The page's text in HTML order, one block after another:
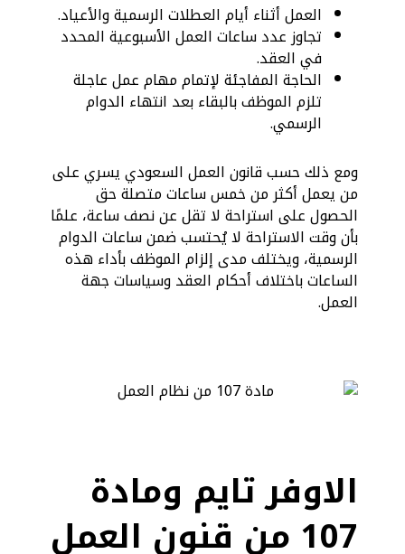
العمل أثناء أيام العطلات الرسمية والأعياد.
تجاوز عدد ساعات العمل الأسبوعية المحدد
في العقد.
الحاجة المفاجئة لإتمام مهام عمل عاجلة
تلزم الموظف بالبقاء بعد انتهاء الدوام
الرسمي.
ومع ذلك حسب قانون العمل السعودي يسري على
من يعمل أكثر من خمس ساعات متصلة حق
الحصول على استراحة لا تقل عن نصف ساعة، علمًا
بأن وقت الاستراحة لا يُحتسب ضمن ساعات الدوام
الرسمية، ويختلف مدى إلزام الموظف بأداء هذه
الساعات باختلاف أحكام العقد وسياسات جهة
العمل.
الاوفر تايم ومادة
107 من قنون العمل